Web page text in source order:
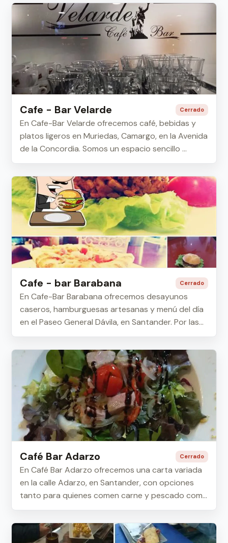
Cafe - Bar Velarde Cerrado
En Cafe-Bar Velarde ofrecemos café, bebidas y
platos ligeros en Muriedas, Camargo, en la Avenida
de la Concordia. Somos un espacio sencillo ...
Cafe - bar Barabana Cerrado
En Cafe-Bar Barabana ofrecemos desayunos
caseros, hamburguesas artesanas y menú del día
en el Paseo General Dávila, en Santander. Por las
ta...
Café Bar Adarzo Cerrado
En Café Bar Adarzo ofrecemos una carta variada
en la calle Adarzo, en Santander, con opciones
tanto para quienes comen carne y pescado como
...